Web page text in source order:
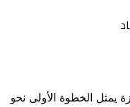
يمثل الخطوة الأولى نحو